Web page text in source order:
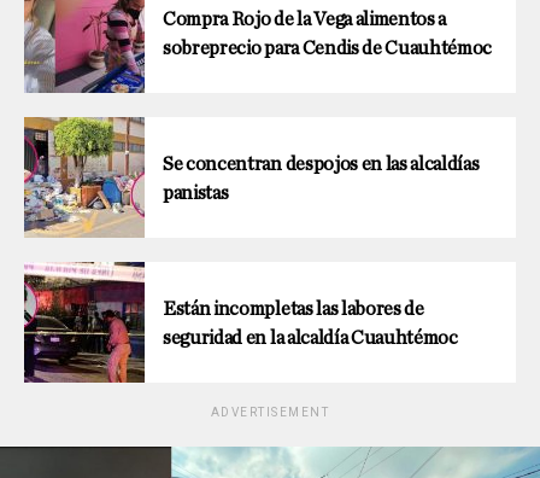
Compra Rojo de la Vega alimentos a
sobreprecio para Cendis de Cuauhtémoc
Se concentran despojos en las alcaldías
panistas
Están incompletas las labores de
seguridad en la alcaldía Cuauhtémoc
ADVERTISEMENT